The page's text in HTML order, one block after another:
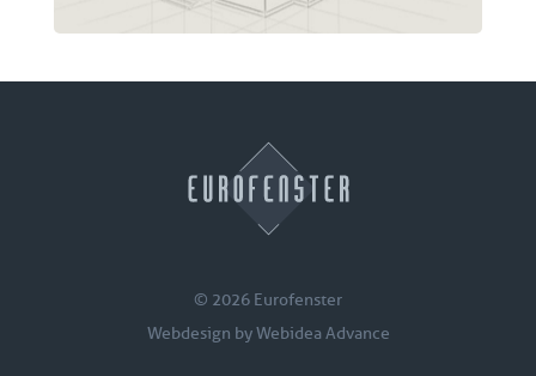
© 2026 Eurofenster
Webdesign byWebidea Advance